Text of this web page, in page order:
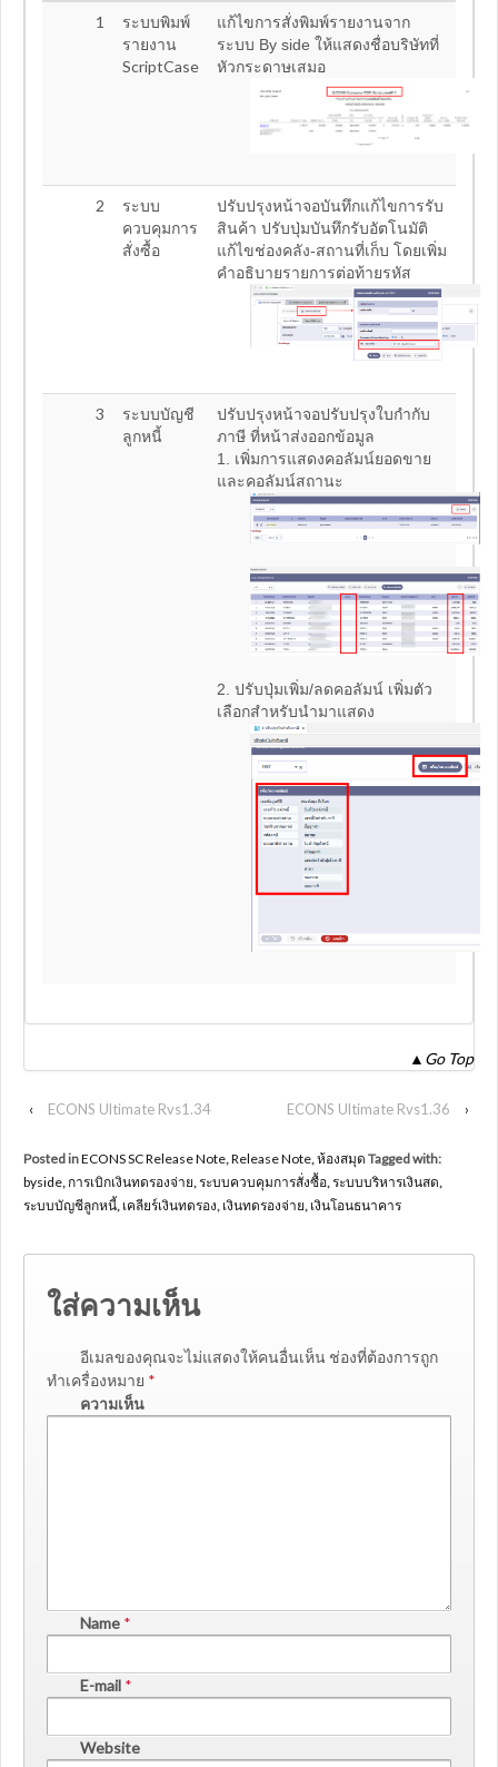
1
ระบบพิมพ์
รายงาน
ScriptCase
แก้ไขการสั่งพิมพ์รายงานจาก
ระบบ By side ให้แสดงชื่อบริษัทที่
หัวกระดาษเสมอ
2
ระบบ
ควบคุมการ
สั่งซื้อ
ปรับปรุงหน้าจอบันทึกแก้ไขการรับ
สินค้า ปรับปุ่มบันทึกรับอัตโนมัติ
แก้ไขช่องคลัง-สถานที่เก็บ โดยเพิ่ม
คำอธิบายรายการต่อท้ายรหัส
3
ระบบบัญชี
ลูกหนี้
ปรับปรุงหน้าจอปรับปรุงใบกำกับ
ภาษี ที่หน้าส่งออกข้อมูล
1. เพิ่มการแสดงคอลัมน์ยอดขาย
และคอลัมน์สถานะ
2. ปรับปุ่มเพิ่ม/ลดคอลัมน์ เพิ่มตัว
เลือกสำหรับนำมาแสดง
▲ Go Top
‹ ECONS Ultimate Rvs1.34 ECONS Ultimate Rvs1.36 ›
Posted inECONS SC Release Note, Release Note, ห้องสมุด Tagged with:
byside, การเบิกเงินทดรองจ่าย, ระบบควบคุมการสั่งซื้อ, ระบบบริหารเงินสด,
ระบบบัญชีลูกหนี้, เคลียร์เงินทดรอง, เงินทดรองจ่าย, เงินโอนธนาคาร
ใส่ความเห็น
อีเมลของคุณจะไม่แสดงให้คนอื่นเห็น ช่องที่ต้องการถูก
ทำเครื่องหมาย *
ความเห็น
Name *
E-mail *
Website